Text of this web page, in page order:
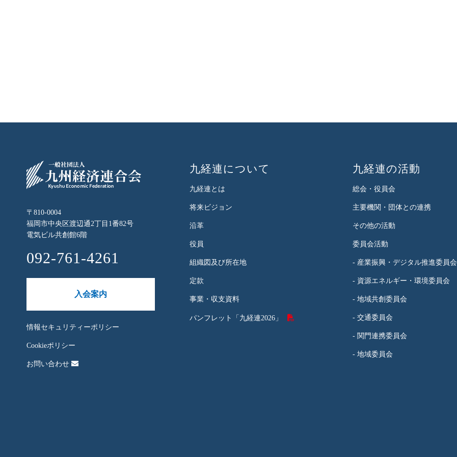
〒810-0004
福岡市中央区渡辺通2丁目1番82号
電気ビル共創館6階
092-761-4261
入会案内
情報セキュリティーポリシー
Cookieポリシー
お問い合わせ
九経連について
九経連とは
将来ビジョン
沿革
役員
組織図及び所在地
定款
事業・収支資料
パンフレット「九経連2026」
九経連の活動
総会・役員会
主要機関・団体との連携
その他の活動
委員会活動
- 産業振興・デジタル推進委員会
- 資源エネルギー・環境委員会
- 地域共創委員会
- 交通委員会
- 関門連携委員会
- 地域委員会